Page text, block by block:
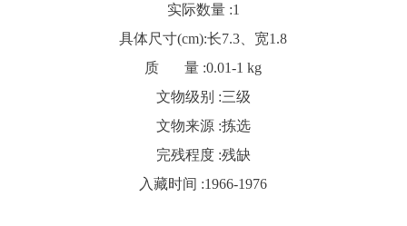
实际数量 :1
具体尺寸(cm):长7.3、宽1.8
质 量 :0.01-1 kg
文物级别 :三级
文物来源 :拣选
完残程度 :残缺
入藏时间 :1966-1976